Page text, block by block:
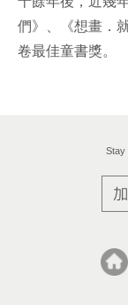
們》、《想畫．
卷最佳童書獎。
Stay